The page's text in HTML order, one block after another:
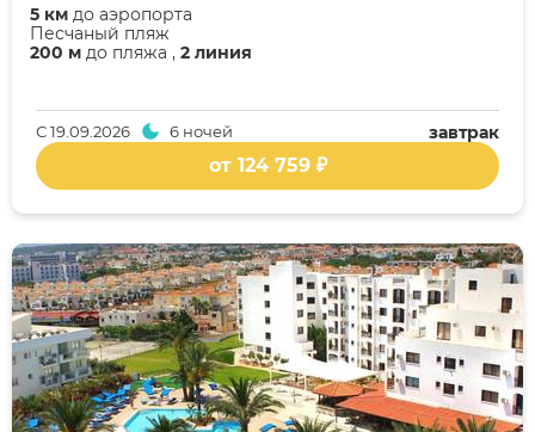
200 м до пляжа , 2 линия
Песчаный пляж
5 км до аэропорта
завтрак
С19.09.2026 6 ночей
от 124 759 ₽